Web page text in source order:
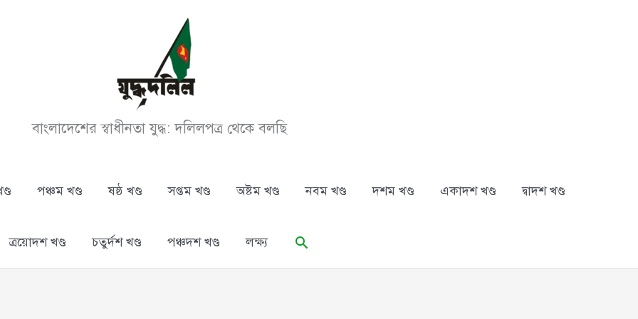
বাংলাদেশের স্বাধীনতা যুদ্ধ: দলিলপত্র থেকে বলছি
পঞ্চম খণ্ড ষষ্ঠ খণ্ড সপ্তম খণ্ড অষ্টম খণ্ড নবম খণ্ড দশম খণ্ড একাদশ খণ্ড দ্বাদশ খণ্ড
ত্রয়োদশ খণ্ড চতুর্দশ খণ্ড পঞ্চদশ খণ্ড লক্ষ্য Search